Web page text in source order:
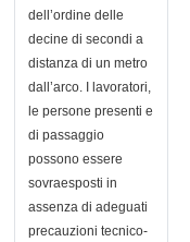
dell’ordine delle
decine di secondi a
distanza di un metro
dall’arco. I lavoratori,
le persone presenti e
di passaggio
possono essere
sovraesposti in
assenza di adeguati
precauzioni tecnico-